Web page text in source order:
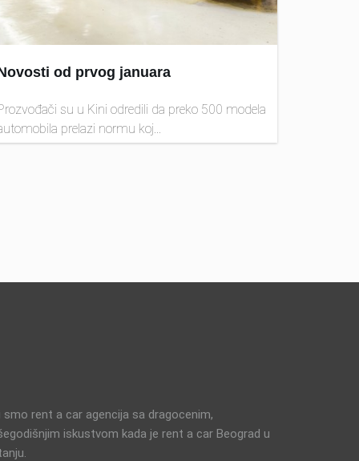
od prvog januara
su u Kini odredili da preko 500 modela
prelazi normu koj...
smo rent a car agencija sa dragocenim,
iskustvom kada je rent a car Beograd u